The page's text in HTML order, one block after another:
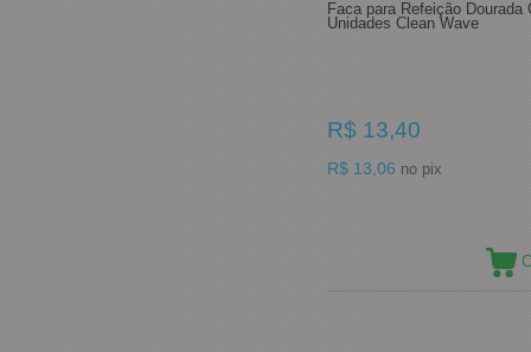
Faca para Refeição Dourada
Unidades Clean Wave
R$ 13,40
R$ 13,06 no pix